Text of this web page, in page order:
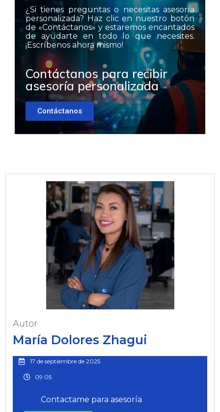
¿Si tienes preguntas o necesitas asesoría
personalizada? Haz clic en nuestro botón
de «Contáctanos» y estaremos encantados
de ayudarte en todo lo que necesites.
¡Escríbenos ahora mismo!
Contáctanos para recibir
asesoría personalizada
Contáctanos
Autor
María Dolores Zhagui
17 de septiembre de 2025
09:05
Contactame para asesoría